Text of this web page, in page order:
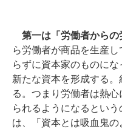
第一は「労働者からの
ら労働者が商品を生産
らずに資本家のものに
新たな資本を形成する
る。つまり労働者は熱
られるようになるとい
は、「資本とは吸血鬼